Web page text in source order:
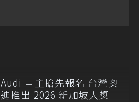
Audi 車主搶先報名 台灣奧
迪推出 2026 新加坡大獎